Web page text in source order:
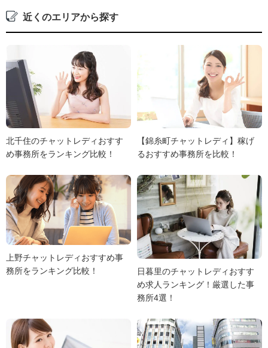
近くのエリアから探す
北千住のチャットレディおすす
め事務所をランキング比較！
【錦糸町チャットレディ】稼げ
るおすすめ事務所を比較！
上野チャットレディおすすめ事
務所をランキング比較！
日暮里のチャットレディおすす
め求人ランキング！厳選した事
務所4選！